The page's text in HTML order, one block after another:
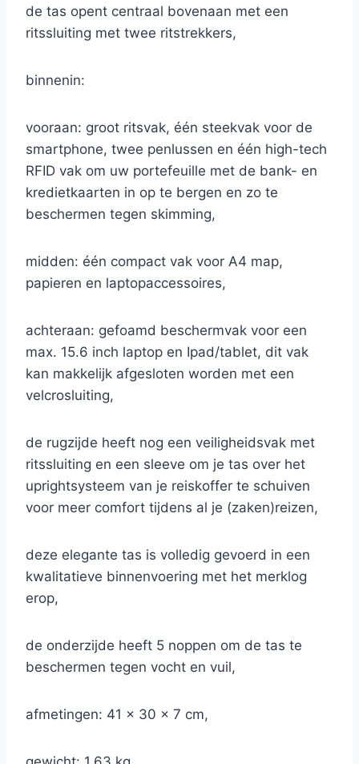
de tas opent centraal bovenaan met een
ritssluiting met twee ritstrekkers,
binnenin:
vooraan: groot ritsvak, één steekvak voor de
smartphone, twee penlussen en één high-tech
RFID vak om uw portefeuille met de bank- en
kredietkaarten in op te bergen en zo te
beschermen tegen skimming,
midden: één compact vak voor A4 map,
papieren en laptopaccessoires,
achteraan: gefoamd beschermvak voor een
max. 15.6 inch laptop en Ipad/tablet, dit vak
kan makkelijk afgesloten worden met een
velcrosluiting,
de rugzijde heeft nog een veiligheidsvak met
ritssluiting en een sleeve om je tas over het
uprightsysteem van je reiskoffer te schuiven
voor meer comfort tijdens al je (zaken)reizen,
deze elegante tas is volledig gevoerd in een
kwalitatieve binnenvoering met het merklog
erop,
de onderzijde heeft 5 noppen om de tas te
beschermen tegen vocht en vuil,
afmetingen: 41 x 30 x 7 cm,